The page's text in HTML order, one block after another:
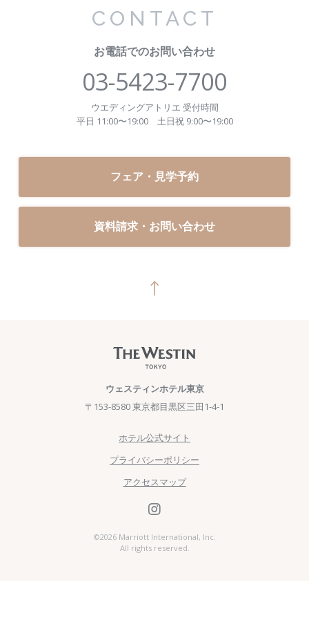
CONTACT
お電話でのお問い合わせ
03-5423-7700
ウエディングアトリエ 受付時間
平日 11:00〜19:00
土日祝 9:00〜19:00
フェア・見学予約
資料請求・お問い合わせ
ウェスティンホテル東京
〒153-8580 東京都目黒区三田1-4-1
ホテル公式サイト
プライバシーポリシー
アクセスマップ
©2026 Marriott International, Inc.
All rights reserved.